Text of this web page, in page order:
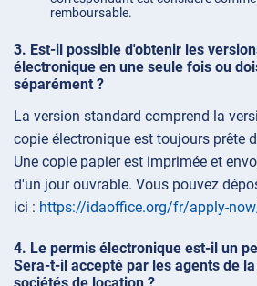
remboursable.
Est-il possible d'obtenir les
électronique en une seule fois ou
séparément ?
La version standard comprend la
copie électronique est toujours prête
Une copie papier est imprimée et
d'un jour ouvrable. Vous pouvez
ici : https://idaoffice.org/fr/apply-
Le permis électronique est-il un
Sera-t-il accepté par les agents de